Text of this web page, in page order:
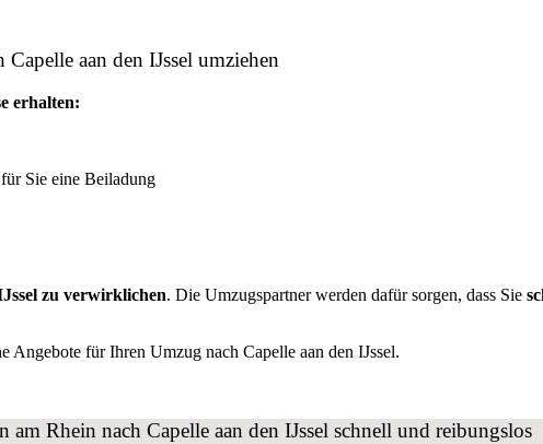
aan den IJssel umziehen
erhalten:
Sie eine Beiladung
zu verwirklichen. Die Umzugspartner werden dafür sorgen, dass Sie
Angebote für Ihren Umzug nach Capelle aan den IJssel.
Rhein nach Capelle aan den IJssel schnell und reibungslos